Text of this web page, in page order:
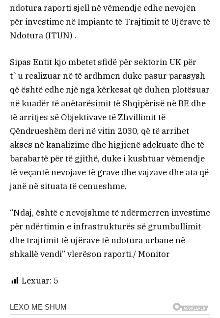
ndotura raporti sjell në vëmendje edhe nevojën
për investime në Impiante të Trajtimit të Ujërave të
Ndotura (ITUN) .
Sipas Entit kjo mbetet sfidë për sektorin UK për
t`u realizuar në të ardhmen duke pasur parasysh
që është edhe një nga kërkesat që duhen plotësuar
në kuadër të anëtarësimit të Shqipërisë në BE dhe
të arritjes së Objektivave të Zhvillimit të
Qëndrueshëm deri në vitin 2030, që të arrihet
akses në kanalizime dhe higjienë adekuate dhe të
barabartë për të gjithë, duke i kushtuar vëmendje
të veçantë nevojave të grave dhe vajzave dhe ata që
janë në situata të cenueshme.
“Ndaj, është e nevojshme të ndërmerren investime
për ndërtimin e infrastrukturës së grumbullimit
dhe trajtimit të ujërave të ndotura urbane në
shkallë vendi” vlerëson raporti./ Monitor
Lexuar: 5